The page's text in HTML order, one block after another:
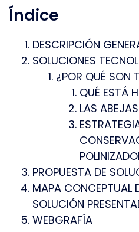
Índice
DESCRIPCIÓN
SOLUCIONES
¿POR QUÉ SON
QUÉ ESTÁ
LAS
PROPUESTA DE
MAPA CONCEPTUAL
SOLUCIÓN
WEBGRAFÍA